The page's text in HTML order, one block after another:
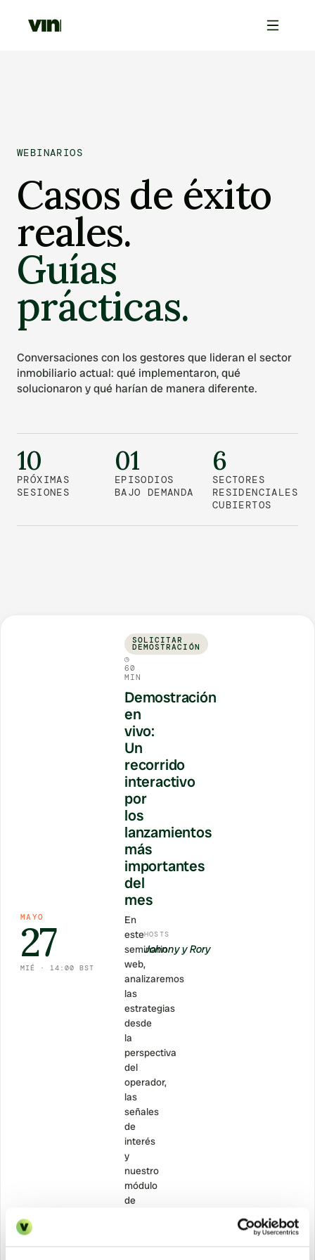
WEBINARIOS
Casos de éxito
reales.
Guías
prácticas.
Conversaciones con los gestores que lideran el sector
inmobiliario actual: qué implementaron, qué
solucionaron y qué harían de manera diferente.
10
PRÓXIMAS
SESIONES
01
EPISODIOS
BAJO DEMANDA
6
SECTORES
RESIDENCIALES
CUBIERTOS
MAYO
27
MIÉ · 14:00 BST
SOLICITAR
DEMOSTRACIÓN
◷
60
MIN
Demostración
en
vivo:
Un
recorrido
interactivo
por
los
lanzamientos
más
importantes
del
mes
En
este
seminario
web,
analizaremos
las
estrategias
desde
la
perspectiva
del
operador,
las
señales
de
interés
y
nuestro
módulo
de
HOSTS
Johnny y Rory